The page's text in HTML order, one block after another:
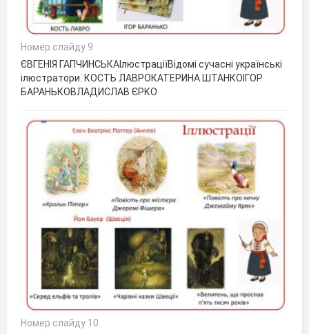
Номер слайду 9
ЄВГЕНІЯ ГАПЧИНСЬКАІлюстраціїВідомі сучасні українські
ілюстратори. КОСТЬ ЛАВРОКАТЕРИНА ШТАНКОІГОР
БАРАНЬКОВЛАДИСЛАВ ЄРКО
Номер слайду 10